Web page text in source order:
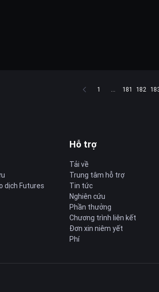
1 ... 181 182
dịch Futures
Hỗ trợ
Tải về
Trung tâm hỗ trợ
Tin tức
Nghiên cứu
Phần thưởng
Chương trình liên kết
Đơn xin niêm yết
Phí